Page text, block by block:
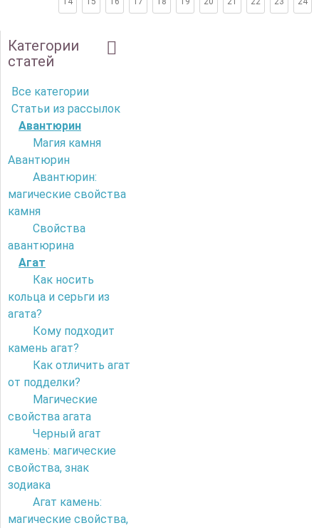
Категории
статей
Все категории
Статьи из рассылок
Авантюрин
Магия камня
Авантюрин
Авантюрин:
магические свойства
камня
Свойства
авантюрина
Агат
Как носить
кольца и серьги из
агата?
Кому подходит
камень агат?
Как отличить агат
от подделки?
Магические
свойства агата
Черный агат
камень: магические
свойства, знак
зодиака
Агат камень:
магические свойства,